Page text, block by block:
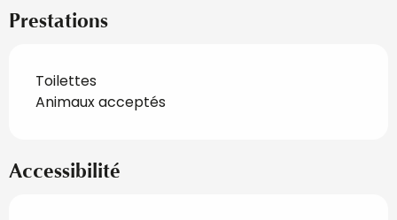
Prestations
Toilettes
Animaux acceptés
Accessibilité